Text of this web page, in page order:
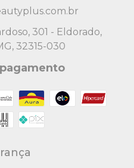
301 - Eldorado,
32315-030